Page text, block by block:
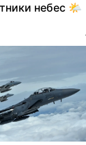
небес 🌤️